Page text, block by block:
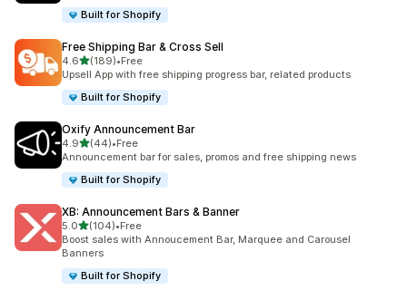
Built for Shopify
Free Shipping Bar & Cross Sell
4.65つ星中
(189)
合計レビュー数：189件
•Free
Upsell App with free shipping progress bar, related products
Built for Shopify
Oxify Announcement Bar
4.95つ星中
(44)
合計レビュー数：44件
•Free
Announcement bar for sales, promos and free shipping news
Built for Shopify
XB: Announcement Bars & Banner
5.05つ星中
(104)
合計レビュー数：104件
•Free
Boost sales with Annoucement Bar, Marquee and Carousel
Banners
Built for Shopify